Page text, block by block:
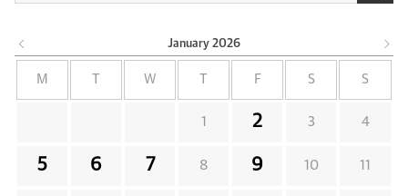
January 2026
M W F S S
1 2 3 4
5 6 7 8 9 10 11